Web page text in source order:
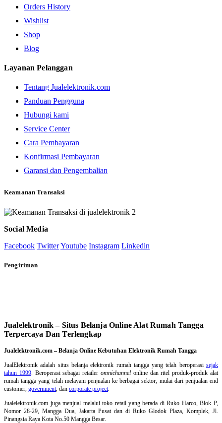
Orders History
Wishlist
Shop
Blog
Layanan Pelanggan
Tentang Jualelektronik.com
Panduan Pengguna
Hubungi kami
Service Center
Cara Pembayaran
Konfirmasi Pembayaran
Garansi dan Pengembalian
Keamanan Transaksi
Social Media
Facebook TwitterYoutube Instagram Linkedin
Pengiriman
Jualelektronik – Situs Belanja Online Alat Rumah Tangga
Terpercaya Dan Terlengkap
Jualelektronik.com – Belanja Online Kebutuhan Elektronik Rumah Tangga
JualElektronik adalah situs belanja elektronik rumah tanggayang telah beroperasisejak
tahun 1999. Beroperasi sebagai retaileromnichannel online dan ritel produk-produk alat
rumah tangga yang telah melayani penjualan ke berbagai sektor, mulai dari penjualan end
customer, government, dan corporate project.
Jualelektronik.com juga menjual melalui toko retail yang berada di Ruko Harco, Blok P,
Nomor 28-29, Mangga Dua, Jakarta Pusat dan di Ruko Glodok Plaza, Komplek, Jl.
Pinangsia Raya Kota No.50 Mangga Besar.